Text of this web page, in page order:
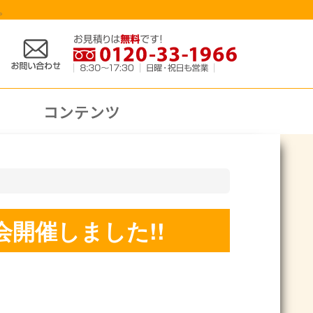
コンテンツ
催しました!!